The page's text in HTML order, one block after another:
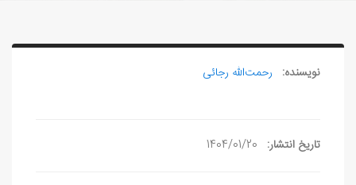
نویسنده: رحمت‌الله رجائی
تاریخ انتشار: 1404/01/20